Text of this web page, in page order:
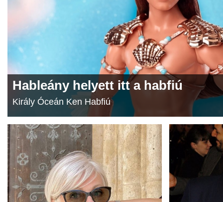
Hableány helyett itt a habfiú
Király Óceán Ken Habfiú